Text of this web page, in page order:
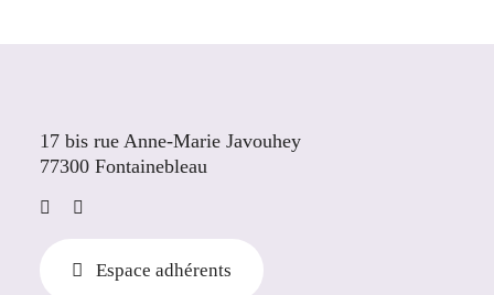
17 bis rue Anne-Marie Javouhey
77300 Fontainebleau
Espace adhérents